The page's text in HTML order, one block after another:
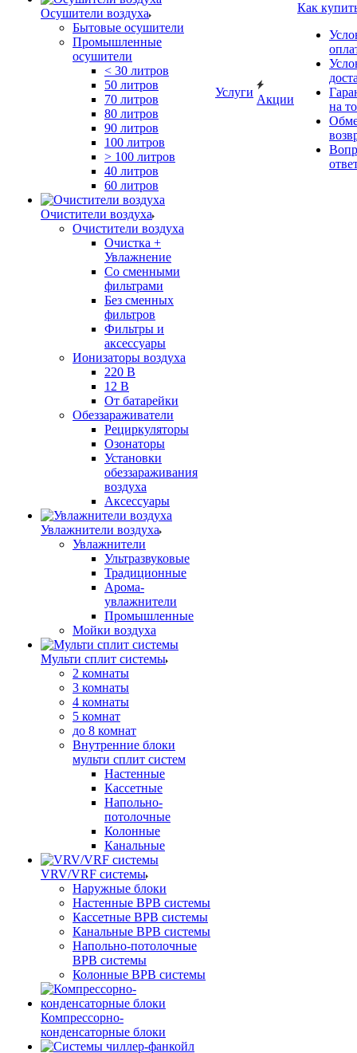
Осушители воздуха
Бытовые осушители
Промышленные
осушители
< 30 литров
50 литров
70 литров
80 литров
90 литров
100 литров
> 100 литров
40 литров
60 литров
Очистители воздуха
Очистители воздуха
Очистка +
Увлажнение
Cо сменными
фильтрами
Без сменных
фильтров
Фильтры и
аксессуары
Ионизаторы воздуха
220 В
12 В
От батарейки
Обеззараживатели
Рециркуляторы
Озонаторы
Установки
обеззараживания
воздуха
Аксессуары
Увлажнители воздуха
Увлажнители
Ультразвуковые
Традиционные
Арома-
увлажнители
Промышленные
Мойки воздуха
Мульти сплит системы
2 комнаты
3 комнаты
4 комнаты
5 комнат
до 8 комнат
Внутренние блоки
мульти сплит систем
Настенные
Кассетные
Напольно-
потолочные
Колонные
Канальные
VRV/VRF системы
Наружные блоки
Настенные ВРВ системы
Кассетные ВРВ системы
Канальные ВРВ системы
Напольно-потолочные
ВРВ системы
Колонные ВРВ системы
Компрессорно-
конденсаторные блоки
Услуги
Акции
Как
на